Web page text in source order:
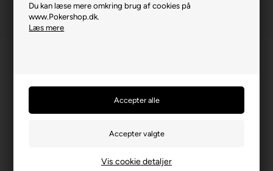
Du kan læse mere omkring brug af cookies på
www.Pokershop.dk.
Læs mere
Vis cookie detaljer